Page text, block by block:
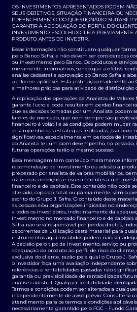
OS INVESTIMENTOS APRESENTADOS PODEM
SEUS OBJETIVOS, SITUAÇÃO FINANCEIRA OU
PREENCHIMENTO DO QUESTIONÁRIO
GARANTIR A ADEQUAÇÃO DO PERFIL DO
INVESTIMENTO ESCOLHIDO. LEIA PREVIAMENTE
PRODUTO ANTES DE INVESTIR.
Essas informações não constituem qualquer
pelo Banco Safra, e não devem ser consideradas
ou investimento pelo Banco. Os produtos e
meramente informativos, sendo que a efetiva
análise cadastral e aprovação do Banco Safra e
conforme aplicável. Esta instituição é aderente
e melhores práticas para atividade de distribuição
A replicação das operações de Analistas de
garante lucro e pode resultar em perdas
que as decisões tomadas por um Analista podem
fatores de mercado, que nem sempre são
financeiro é volátil e as condições podem mudar
desempenho das estratégias replicadas. Isso pode
significativas, especialmente em períodos de
do Analista ter um bom desempenho no passado,
futuras operações terão o mesmo sucesso.
Essa mensagem tem conteúdo meramente
recomendação de investimento ou adesão a
preparado por analista de valores mobiliários,
os termos, condições e riscos inerentes a um
financeiro e de capitais. Este conteúdo não pode
alterado, copiado, total ou parcialmente, sem o
escrito do Grupo J. Safra. O conteúdo deste
às pessoas e/ou organizações indicadas no
a todos os investidores, indistintamente da
investimento no mercado financeiro e de capitais
Safra não será responsável por perdas diretas,
decorrentes da utilização deste material para
instrumentos aqui discutidos podem não ser
A decisão pelo tipo de investimento, serviço ou
adequação do produto ao perfil de risco do cliente,
exclusiva do cliente, razão pela qual o Grupo J.
o investidor faça uma avaliação independente
referências a rentabilidades passadas não
garantia ou previsibilidade de rentabilidades
análise cadastral. Qualquer rentabilidade
Termos e condições podem ser alterados a
independentemente de aviso prévio. Consulte seu
atendimento para os termos e condições
necessariamente garantido pelo FGC - Fundo